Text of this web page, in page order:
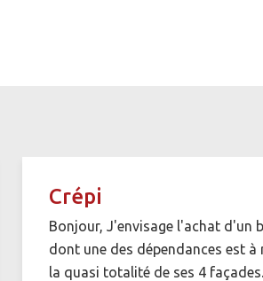
Crépi
Bonjour, J'envisage l'achat d'un
dont une des dépendances est à
la quasi totalité de ses 4